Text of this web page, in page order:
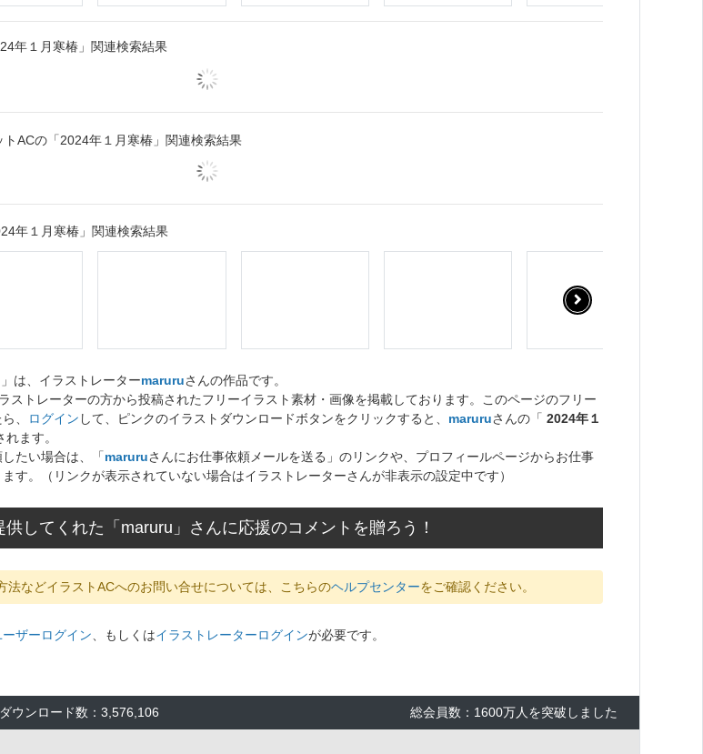
年１月寒椿」関連検索結果
トACの「2024年１月寒椿」関連検索結果
年１月寒椿」関連検索結果
」は、イラストレーターmaruruさんの作品です。
ストレーターの方から投稿されたフリーイラスト素材・画像を掲載しております。このページのフリー
、
ログイン して、ピンクのイラストダウンロードボタンをクリックすると、 maruruさんの「 2024年１
ます。
たい場合は、「maruruさんにお仕事依頼メールを送る」のリンクや、プロフィールページからお仕事
す。（リンクが表示されていない場合はイラストレーターさんが非表示の設定中です）
してくれた「maruru」さんに応援のコメントを贈ろう！
法などイラストACへのお問い合せについては、こちらのヘルプセンターをご確認ください。
ザーログイン 、もしくはイラストレーターログインが必要です。
ウンロード数：3,576,106 総会員数：1600万人を突破しました